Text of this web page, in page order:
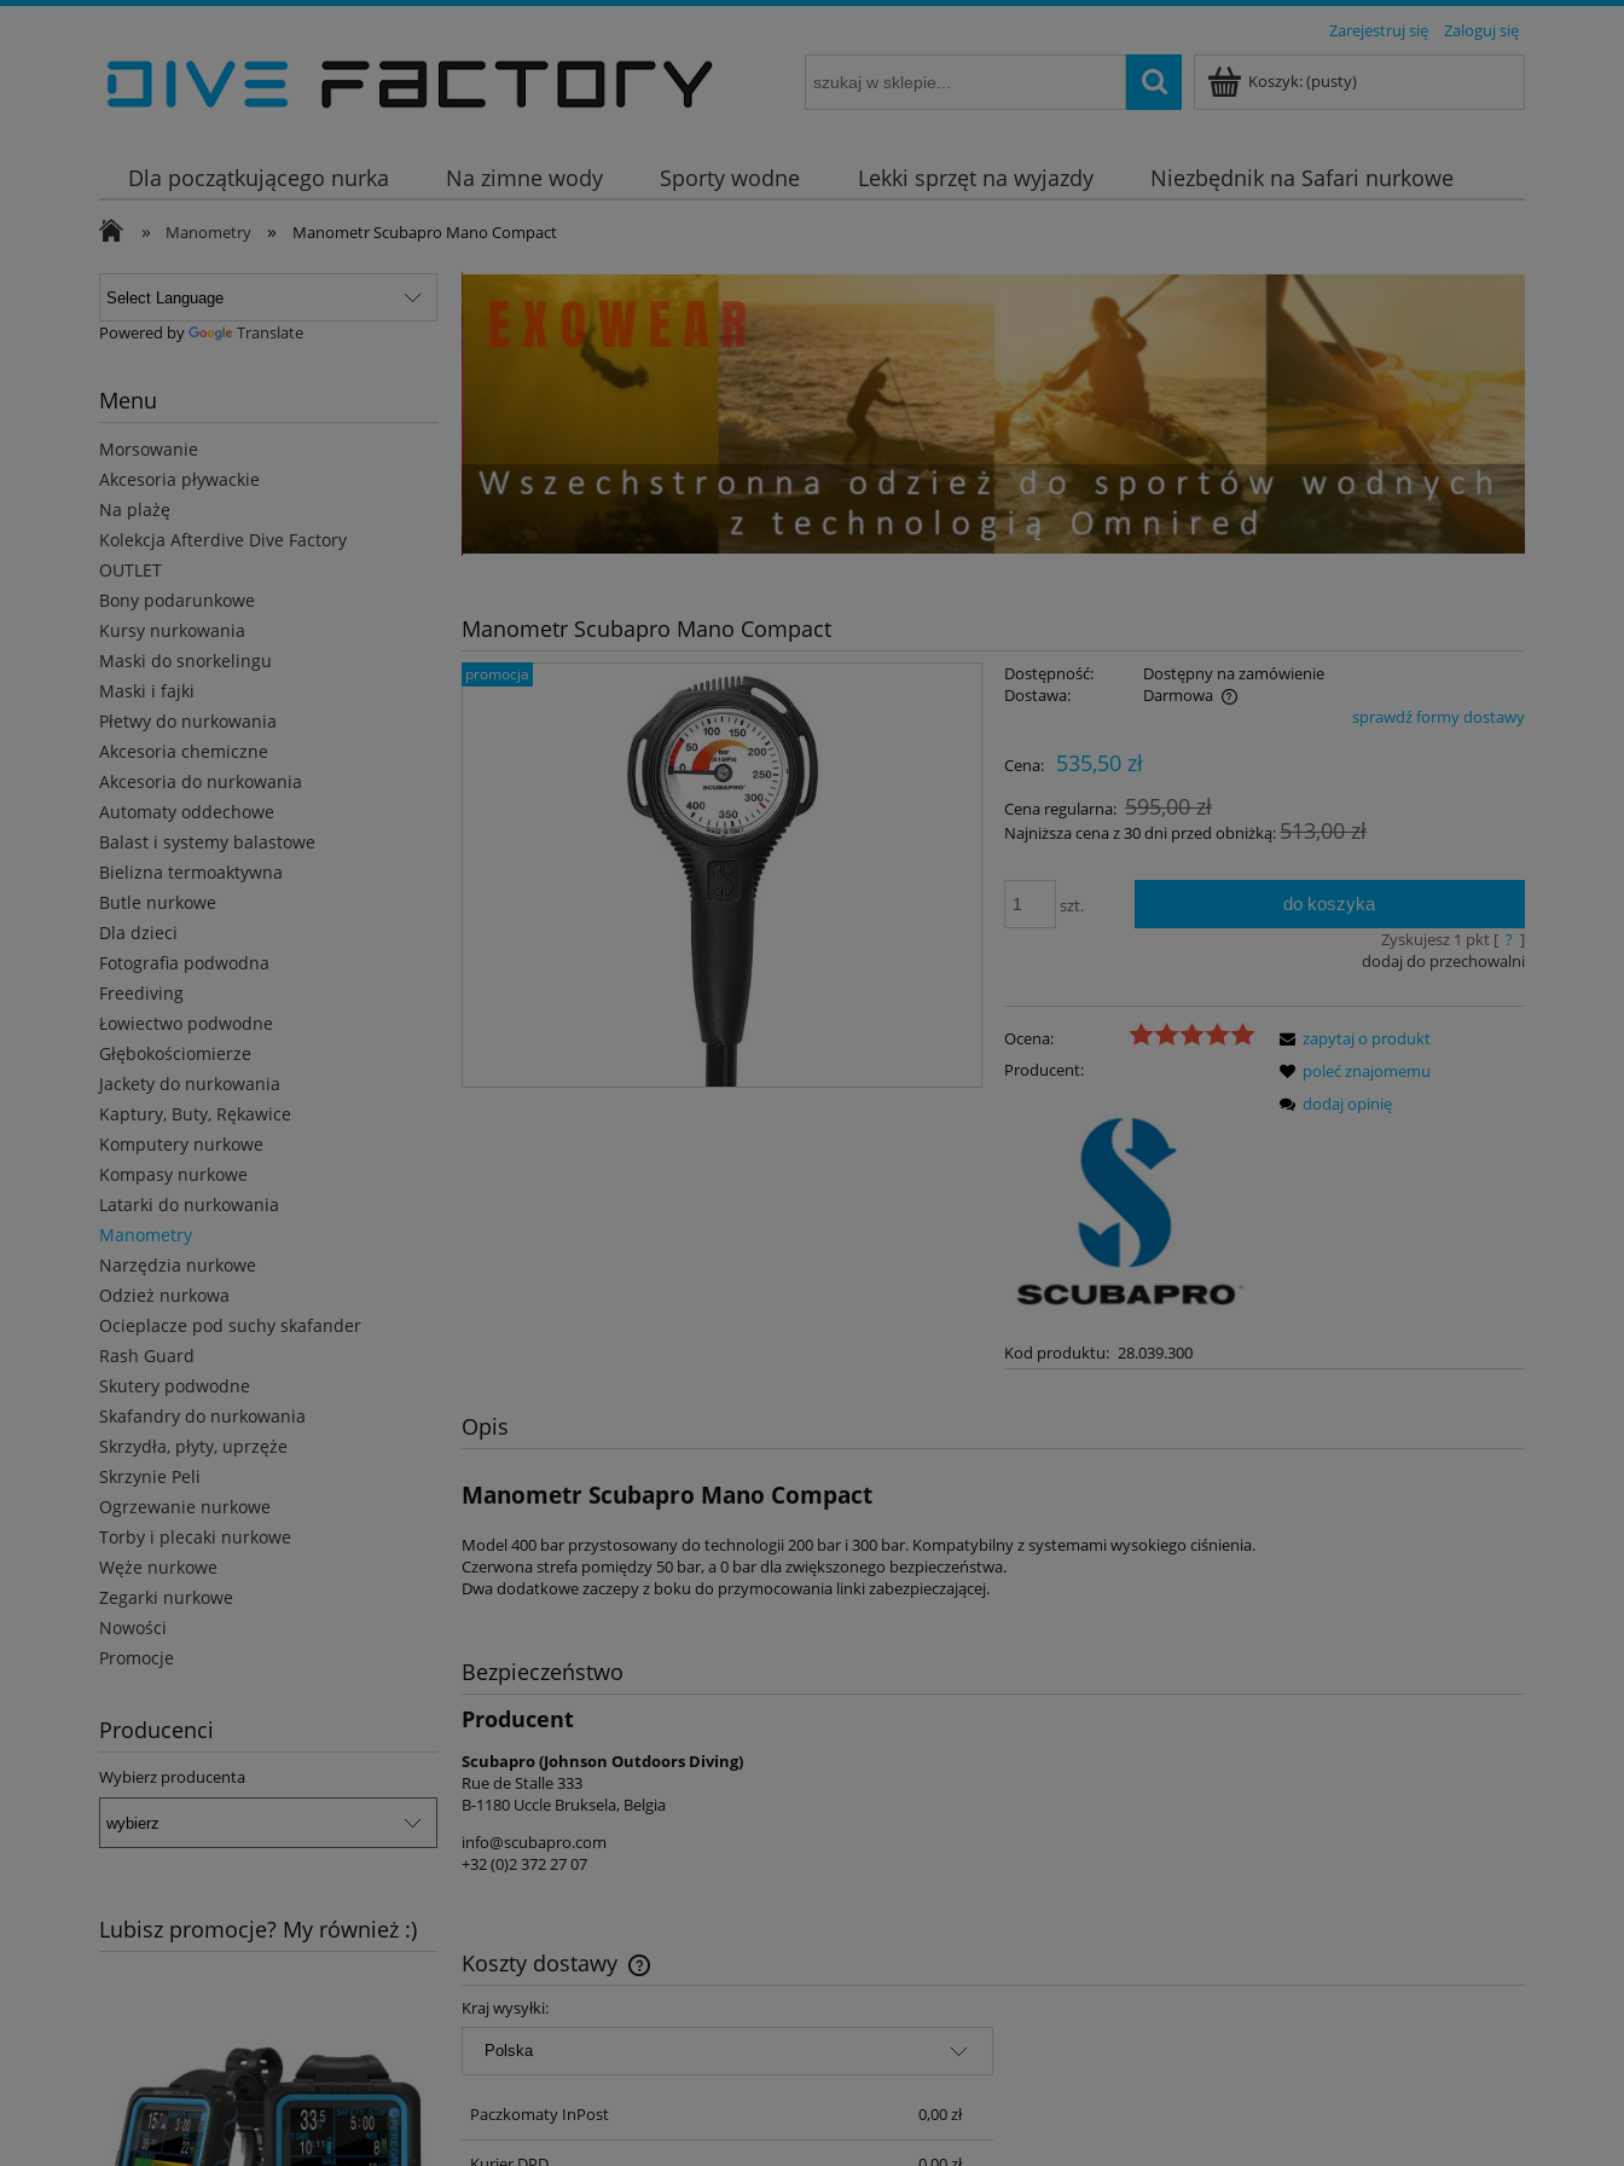
Zarejestruj się Zaloguj się
Koszyk:(pusty)
Dla początkującego nurka Na zimne wody Sporty wodne Lekki sprzęt na wyjazdy
Niezbędnik na Safari nurkowe
Wakacje
» Manometry » Manometr Scubapro Mano Compact
Powered by Translate
Menu
Morsowanie
Akcesoria pływackie
Na plażę
Kolekcja Afterdive Dive Factory
OUTLET
Bony podarunkowe
Kursy nurkowania
Maski do snorkelingu
Maski i fajki
Płetwy do nurkowania
Akcesoria chemiczne
Akcesoria do nurkowania
Automaty oddechowe
Balast i systemy balastowe
Bielizna termoaktywna
Butle nurkowe
Dla dzieci
Fotografia podwodna
Freediving
Łowiectwo podwodne
Głębokościomierze
Jackety do nurkowania
Kaptury, Buty, Rękawice
Komputery nurkowe
Kompasy nurkowe
Latarki do nurkowania
Manometry
Narzędzia nurkowe
Odzież nurkowa
Ocieplacze pod suchy skafander
Rash Guard
Skutery podwodne
Skafandry do nurkowania
Skrzydła, płyty, uprzęże
Skrzynie Peli
Ogrzewanie nurkowe
Torby i plecaki nurkowe
Węże nurkowe
Zegarki nurkowe
Nowości
Promocje
Producenci
Wybierz producenta
Lubisz promocje? My również :)
Manometr Scubapro Mano Compact
promocja Dostępność:
Dostępny na zamówienie
Dostawa:
Darmowa
sprawdź formy dostawy
Cena: 535,50 zł
Cena regularna: 595,00 zł
Najniższa cena z 30 dni przed obniżką:513,00 zł
szt. do koszyka
Zyskujesz 1 pkt [ ? ]
dodaj do przechowalni
Ocena:
Producent:
Kod produktu: 28.039.300
zapytaj o produkt
poleć znajomemu
dodaj opinię
Opis
Manometr Scubapro Mano Compact
Model 400 bar przystosowany do technologii 200 bar i 300 bar. Kompatybilny z systemami wysokiego ciśnienia.
Czerwona strefa pomiędzy 50 bar, a 0 bar dla zwiększonego bezpieczeństwa.
Dwa dodatkowe zaczepy z boku do przymocowania linki zabezpieczającej.
Bezpieczeństwo
Producent
Scubapro (Johnson Outdoors Diving)
Rue de Stalle 333
B-1180 Uccle Bruksela, Belgia
info@scubapro.com
+32 (0)2 372 27 07
Koszty dostawy
Kraj wysyłki:
Paczkomaty InPost 0,00 zł